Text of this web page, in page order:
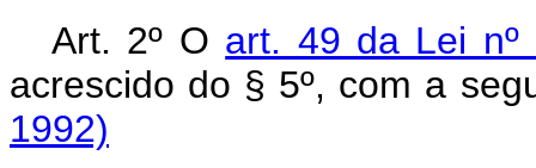
Art. 2º O art. 49 da Lei
acrescido do § 5º, com a
1992)